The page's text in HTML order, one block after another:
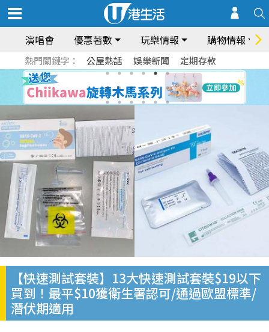
演唱會 優惠著數 玩樂情報 購物情報
熱門關鍵字： 公屋熱話 娛樂新聞 定期存款
【快速測試套裝】13大快速測試套裝$19以下
買到！最平$10獲衛生署認可/通過歐盟標準/
潛伏期適用